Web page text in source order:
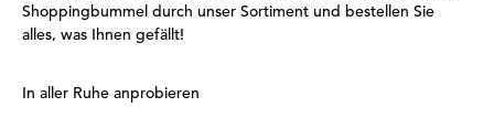
Shoppingbummel durch unser Sortiment und bestellen Sie
alles, was Ihnen gefällt!
In aller Ruhe anprobieren